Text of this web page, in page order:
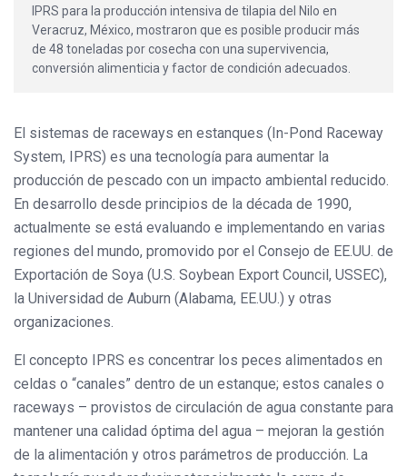
IPRS para la producción intensiva de tilapia del Nilo en
Veracruz, México, mostraron que es posible producir más
de 48 toneladas por cosecha con una supervivencia,
conversión alimenticia y factor de condición adecuados.
El sistemas de raceways en estanques (In-Pond Raceway
System, IPRS) es una tecnología para aumentar la
producción de pescado con un impacto ambiental reducido.
En desarrollo desde principios de la década de 1990,
actualmente se está evaluando e implementando en varias
regiones del mundo, promovido por el Consejo de EE.UU. de
Exportación de Soya (U.S. Soybean Export Council, USSEC),
la Universidad de Auburn (Alabama, EE.UU.) y otras
organizaciones.
El concepto IPRS es concentrar los peces alimentados en
celdas o “canales” dentro de un estanque; estos canales o
raceways – provistos de circulación de agua constante para
mantener una calidad óptima del agua – mejoran la gestión
de la alimentación y otros parámetros de producción. La